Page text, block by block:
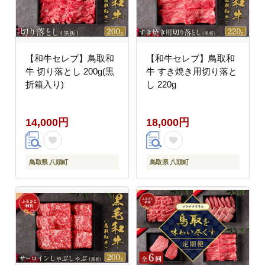
【和牛セレブ】鳥取和
牛 切り落とし 200g(黒
折箱入り)
14,000円
鳥取県 八頭町
【和牛セレブ】鳥取和
牛 すき焼き用切り落と
し 220g
18,000円
鳥取県 八頭町